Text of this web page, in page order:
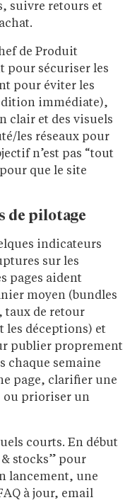
suivre retours et
de Produit
pour sécuriser les
pour éviter les
immédiate),
clair et des visuels
les réseaux pour
n’est pas “tout
que le site
de pilotage
indicateurs
sur les
pages aident
moyen (bundles
taux de retour
les déceptions) et
publier proprement
chaque semaine
page, clarifier une
ou prioriser un
courts. En début
stocks” pour
lancement, une
à jour, email